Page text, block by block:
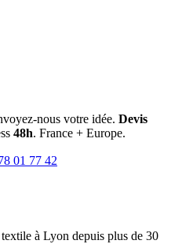
nous votre idée. Devis
48h. France + Europe.
01 77 42
à Lyon depuis plus de 30